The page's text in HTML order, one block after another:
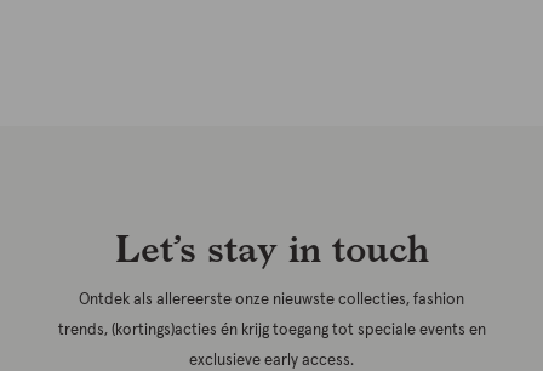
Let’s stay in touch
Ontdek als allereerste onze nieuwste collecties, fashion
trends, (kortings)acties én krijg toegang tot speciale events en
exclusieve early access.